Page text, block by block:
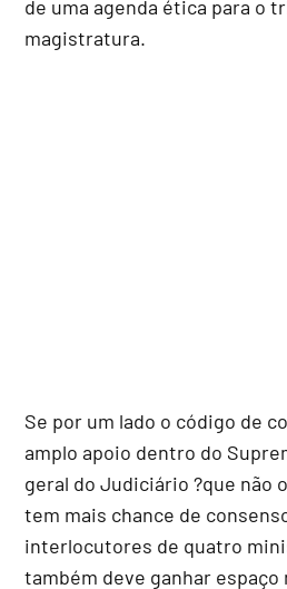
de uma agenda ética para o
magistratura.
Se por um lado o código de
amplo apoio dentro do
geral do Judiciário ?que não
tem mais chance de
interlocutores de quatro
também deve ganhar espaço